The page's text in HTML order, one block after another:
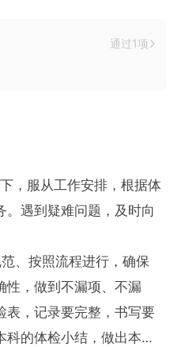
通过1项
，服从工作安排，根据体
。遇到疑难问题，及时向
、按照流程进行，确保
性，做到不漏项、不漏
表，记录要完整，书写要
的体检小结，做出本科